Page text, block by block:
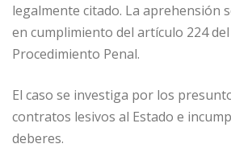
legalmente citado. La aprehensión
en cumplimiento del artículo 224
Procedimiento Penal.
El caso se investiga por los
contratos lesivos al Estado e
deberes.